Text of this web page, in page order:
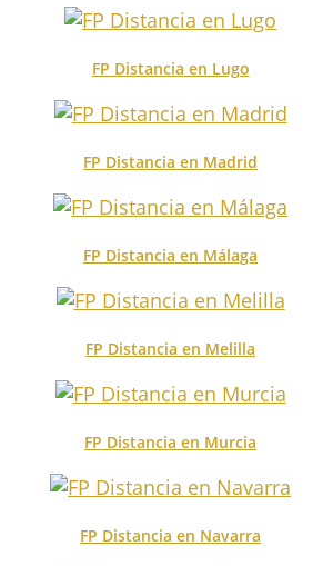
FP Distancia en Lugo
FP Distancia en Madrid
FP Distancia en Málaga
FP Distancia en Melilla
FP Distancia en Murcia
FP Distancia en Navarra